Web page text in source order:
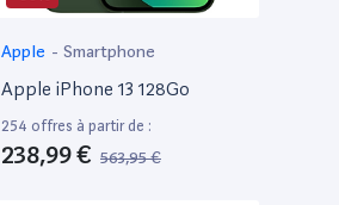
Apple - Smartphone
Apple iPhone 13 128Go
254 offres à partir de :
238,99 € 563,95 €